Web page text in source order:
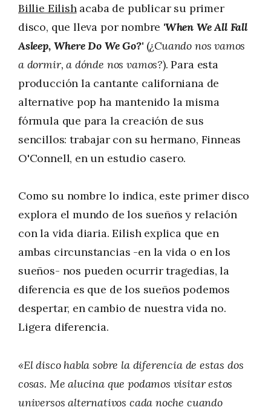
Billie Eilishacaba de publicar su primer
disco, que lleva por nombre 'When We All Fall
Asleep, Where Do We Go?'(¿Cuando nos vamos
a dormir, a dónde nos vamos?). Para esta
producción la cantante californiana de
alternative pop ha mantenido la misma
fórmula que para la creación de sus
sencillos: trabajar con su hermano, Finneas
O'Connell, en un estudio casero.
Como su nombre lo indica, este primer disco
explora el mundo de los sueños y relación
con la vida diaria. Eilish explica que en
ambas circunstancias -en la vida o en los
sueños- nos pueden ocurrir tragedias, la
diferencia es que de los sueños podemos
despertar, en cambio de nuestra vida no.
Ligera diferencia.
«El disco habla sobre la diferencia de estas dos
cosas. Me alucina que podamos visitar estos
universos alternativos cada noche cuando